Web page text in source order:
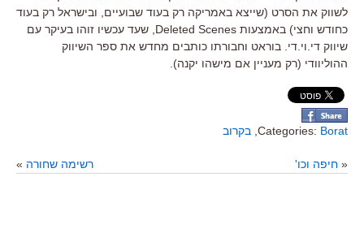
לשווק את הסרט (שייצא באמריקה רק בעוד שבועיים, ובישראל רק בעוד
כחודש וחצי) באמצעות Deleted Scenes, שעד עכשיו זוהו בעיקר עם
שיווק די.וי.די. בוראט וחבורתו כותבים מחדש את ספר השיווק
ההוליוודי (רק מעניין אם מישהו יקנה).
Categories: Borat בקרוב
« חיפה וכו' רשימה שחורה »